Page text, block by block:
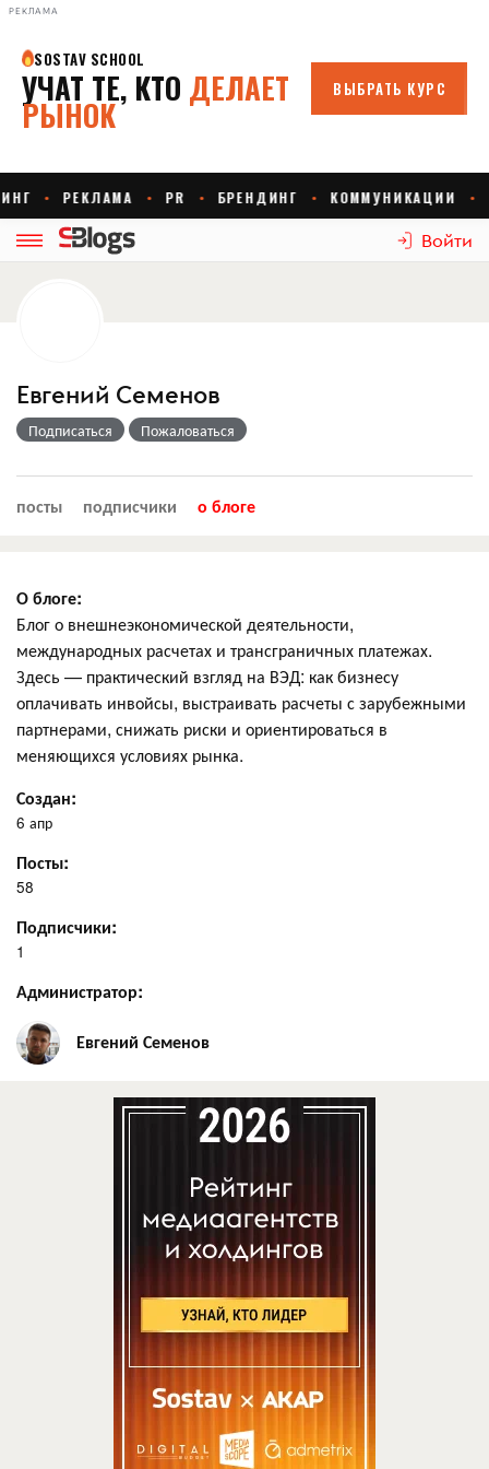
РЕКЛАМА
Войти
Евгений Семенов
Подписаться Пожаловаться
посты подписчики о блоге
О блоге:
Блог о внешнеэкономической деятельности,
международных расчетах и трансграничных платежах.
Здесь — практический взгляд на ВЭД: как бизнесу
оплачивать инвойсы, выстраивать расчеты с зарубежными
партнерами, снижать риски и ориентироваться в
меняющихся условиях рынка.
Создан:
6 апр
Посты:
58
Подписчики:
1
Администратор:
Евгений Семенов